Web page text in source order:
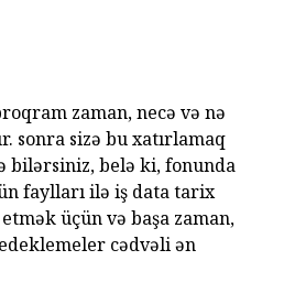
zaman, necə və nə
sonra sizə bu xatırlamaq
bilərsiniz, belə ki, fonunda
faylları ilə iş data tarix
üçün və başa zaman,
cədvəli ən